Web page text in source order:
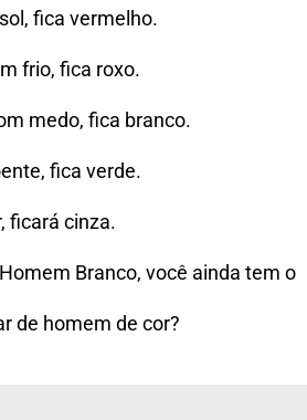
fica vermelho.
frio, fica roxo.
medo, fica branco.
fica verde.
ficará cinza.
Branco, você ainda tem o
de homem de cor?